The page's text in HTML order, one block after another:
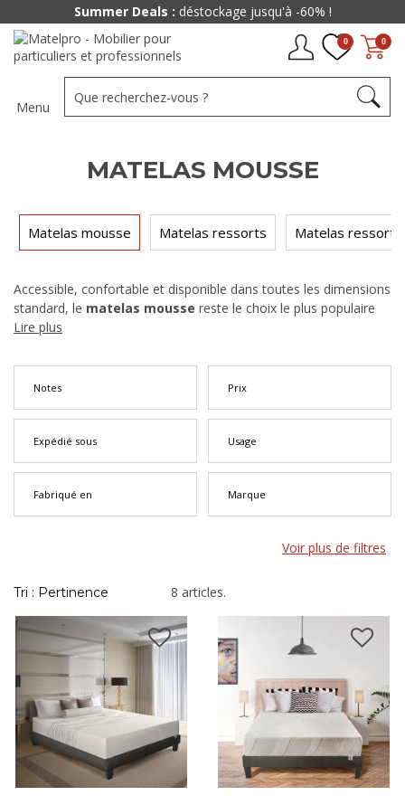
0
0
Menu
MATELAS MOUSSE
Matelas mousse Matelas ressorts Matelas ressorts
Accessible, confortable et disponible dans toutes les dimensions
standard, le matelas mousse reste le choix le plus populaire
pour équiper une chambre. Notre sélection couvre plusieurs
et mousse à mémoire de forme — pour s'adapter à tous les
profils de dormeurs et à tous les budgets. Compatible avec
vous sous quelques jours.
Lire plus
Notes Prix
Expédié sous Usage
Fabriqué en Marque
Voir plus de filtres
Tri : Pertinence 8 articles.
Summer Deals : déstockage jusqu'à -60% !